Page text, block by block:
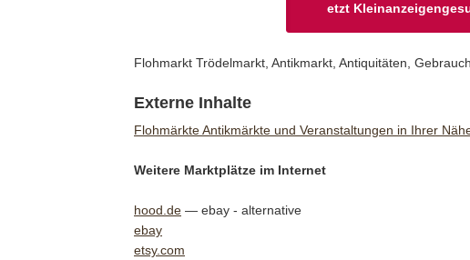
etzt
Flohmarkt Trödelmarkt, Antikmarkt, Antiquitäten,
Externe Inhalte
Flohmärkte Antikmärkte und Veranstaltungen in Ihrer
Weitere Marktplätze im Internet
hood.de — ebay - alternative
ebay
etsy.com